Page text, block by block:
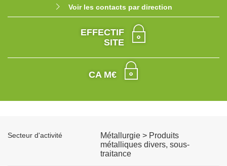
Voir les contacts par direction
EFFECTIF
SITE
CA M€
Secteur d'activité
Métallurgie > Produits
métalliques divers, sous-
traitance